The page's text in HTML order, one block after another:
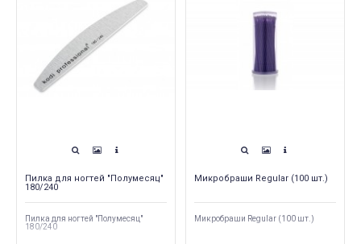
Пилка для ногтей "Полумесяц"
180/240
Пилка для ногтей "Полумесяц"
180/240
Микробраши Regular (100 шт.)
Микробраши Regular (100 шт.)